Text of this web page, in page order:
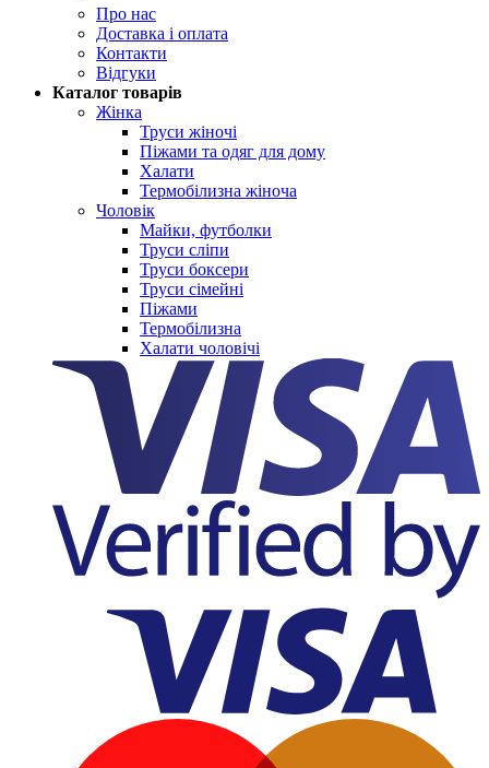
Про нас
Доставка і оплата
Контакти
Відгуки
Каталог товарів
Жінка
Труси жіночі
Піжами та одяг для дому
Халати
Термобілизна жіноча
Чоловік
Майки, футболки
Труси сліпи
Труси боксери
Труси сімейні
Піжами
Термобілизна
Халати чоловічі